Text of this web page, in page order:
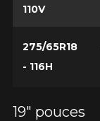
110V
275/65R18
- 116H
19" pouces